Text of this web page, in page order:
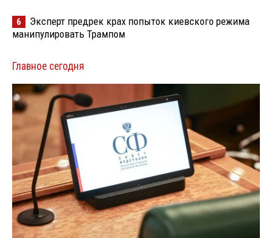
6
Эксперт предрек крах попыток киевского режима
манипулировать Трампом
Главное сегодня